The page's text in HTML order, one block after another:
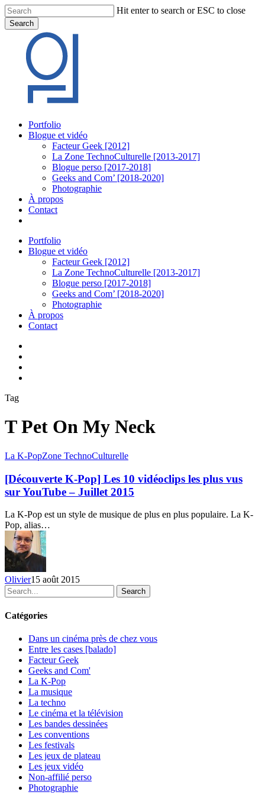
Skip
to
main
content
Hit enter to search or ESC to close
Search
Search
Menu
Portfolio
Blogue et vidéo
Facteur Geek [2012]
La Zone TechnoCulturelle [2013-2017]
Blogue perso [2017-2018]
Geeks and Com’ [2018-2020]
Photographie
À propos
Contact
Portfolio
Blogue et vidéo
Facteur Geek [2012]
La Zone TechnoCulturelle [2013-2017]
Blogue perso [2017-2018]
Geeks and Com’ [2018-2020]
Photographie
À propos
Contact
Tag
T Pet On My Neck
[Découverte
Pop]
Les
10
les
plus
vus
sur
YouTube
–
Juillet
2015
La K-PopZone TechnoCulturelle
[Découverte K-Pop] Les 10 vidéoclips les plus vus
sur YouTube – Juillet 2015
La K-Pop est un style de musique de plus en plus populaire. La K-
Pop, alias…
Olivier15 août 2015
Search
Catégories
Dans un cinéma près de chez vous
Entre les cases [balado]
Facteur Geek
Geeks and Com'
La K-Pop
La musique
La techno
Le cinéma et la télévision
Les bandes dessinées
Les conventions
Les festivals
Les jeux de plateau
Les jeux vidéo
Non-affilié perso
Photographie